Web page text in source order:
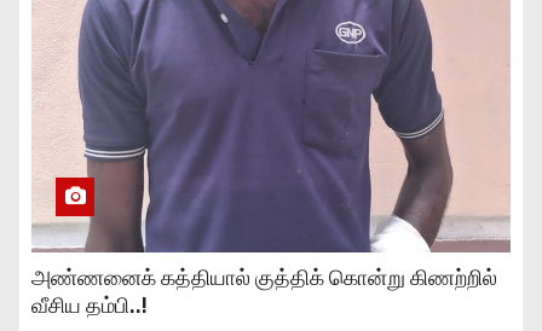
அண்ணனைக் கத்தியால் குத்திக் கொன்று கிணற்றில்
வீசிய தம்பி..!